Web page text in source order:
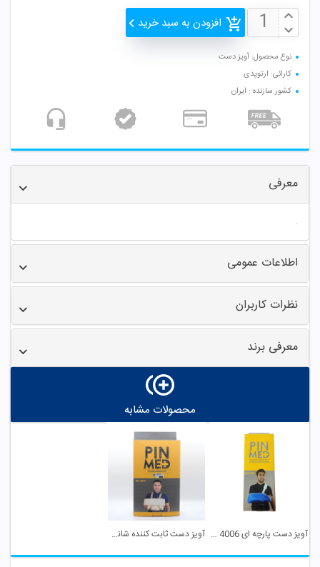
افزودن به سبد خرید
نوع محصول: آویز دست
کارائی: ارتوپدی
کشور سازنده : ایران
معرفی
.
اطلاعات عمومی
نظرات کاربران
معرفی برند
محصولات مشابه
آویز دست پارچه ای 4006 سایز L پین مد آویز دست ثابت کننده شانه و بازو UNI کد 4002 پین مد